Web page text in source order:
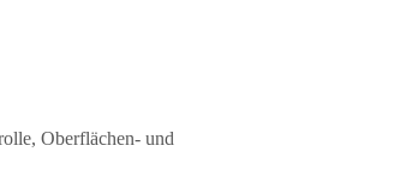
Oberflächen- und